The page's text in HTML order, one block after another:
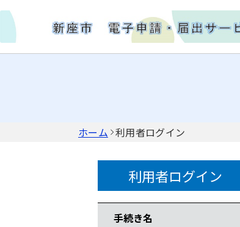
ホーム 利用者ログイン
利用者ログイン
手続き名